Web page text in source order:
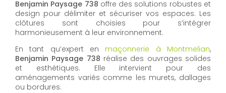
Benjamin Paysage 738 offre des solutions robustes et
design pour délimiter et sécuriser vos espaces. Les
clôtures sont choisies pour s’intégrer
harmonieusement à leur environnement.
En tant qu’expert en maçonnerie à Montmelian,
Benjamin Paysage 738 réalise des ouvrages solides
et esthétiques. Elle intervient pour des
aménagements variés comme les murets, dallages
ou bordures.